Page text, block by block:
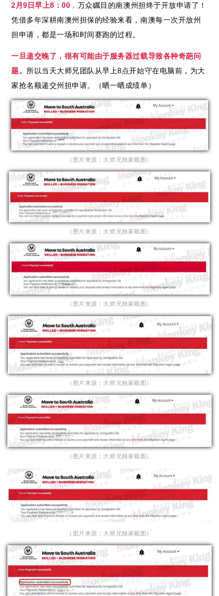
2月9日早上8：00 ， 万众瞩目的南澳州担终于开放申请了！
凭借多年深耕南澳州担保的经验来看，南澳每一次开放州
担申请，都是一场和时间赛跑的过程。
一旦递交晚了，很有可能由于服务器过载导致各种奇葩问
题。
所以当天大师兄团队从早上8点开始守在电脑前，为大
家抢名额递交州担申请。（晒一晒成绩单）
（图片来源：大师兄独家截图）
（图片来源：大师兄独家截图）
（图片来源：大师兄独家截图）
（图片来源：大师兄独家截图）
（图片来源：大师兄独家截图）
（图片来源：大师兄独家截图）